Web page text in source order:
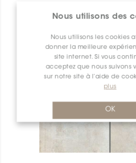
Nous utilisons des
Nous utilisons les cookies
donner la meilleure
site internet. Si vous
acceptez que nous suivons
sur notre site à l’aide de
plus
OK